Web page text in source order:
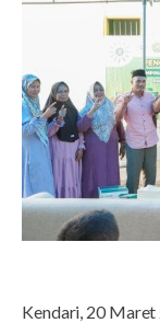
Kendari, 20 Maret